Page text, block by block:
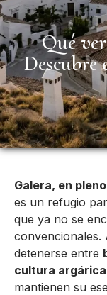
Qué
Galera, en
es un refugio
que ya no se
convencionales.
detenerse entre
cultura
mantienen su